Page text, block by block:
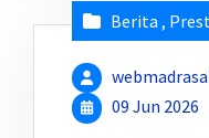
Berita ,
09 Jun 2026